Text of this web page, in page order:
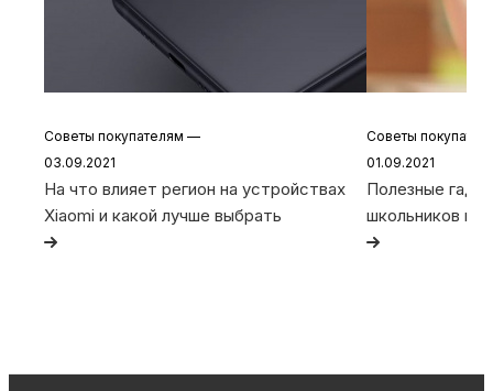
Советы покупателям —
03.09.2021
На что влияет регион на устройствах
Xiaomi и какой лучше выбрать
Советы
01.09.2021
Полезные
школьников и